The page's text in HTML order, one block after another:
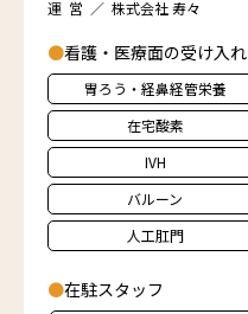
運 営 ／ 株式会社 寿々
●看護・医療面の受け入れ
胃ろう・経鼻経管栄養
在宅酸素
IVH
バルーン
人工肛門
●在駐スタッフ